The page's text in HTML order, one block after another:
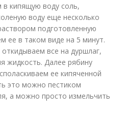
в кипящую воду соль,
воду еще несколько
подготовленную
ее в таком виде на 5 минут.
все на дуршлаг,
жидкость. Далее рябину
ее кипяченной
это можно пестиком
а можно просто измельчить